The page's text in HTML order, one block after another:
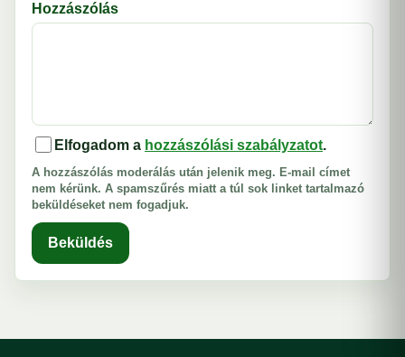
Hozzászólás
Elfogadom a hozzászólási szabályzatot.
A hozzászólás moderálás után jelenik meg. E-mail címet
nem kérünk. A spamszűrés miatt a túl sok linket tartalmazó
beküldéseket nem fogadjuk.
Beküldés